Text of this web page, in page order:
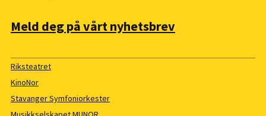
Meld deg på vårt nyhetsbrev
Riksteatret
KinoNor
Stavanger Symfoniorkester